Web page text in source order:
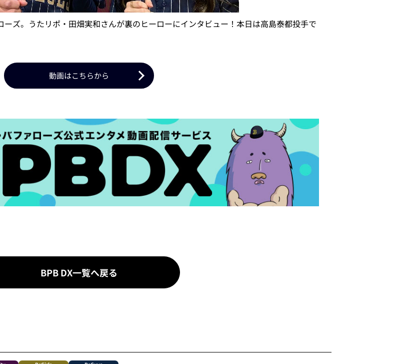
ズ。うたリポ・田畑実和さんが裏のヒーローにインタビュー！本日は高島泰都投手で
動画はこちらから
BPB DX一覧へ戻る